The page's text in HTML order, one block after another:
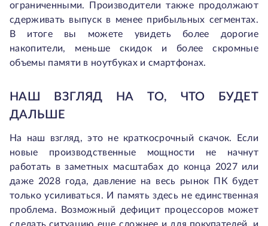
ограниченными. Производители также продолжают
сдерживать выпуск в менее прибыльных сегментах.
В итоге вы можете увидеть более дорогие
накопители, меньше скидок и более скромные
объемы памяти в ноутбуках и смартфонах.
НАШ ВЗГЛЯД НА ТО, ЧТО БУДЕТ
ДАЛЬШЕ
На наш взгляд, это не краткосрочный скачок. Если
новые производственные мощности не начнут
работать в заметных масштабах до конца 2027 или
даже 2028 года, давление на весь рынок ПК будет
только усиливаться. И память здесь не единственная
проблема. Возможный дефицит процессоров может